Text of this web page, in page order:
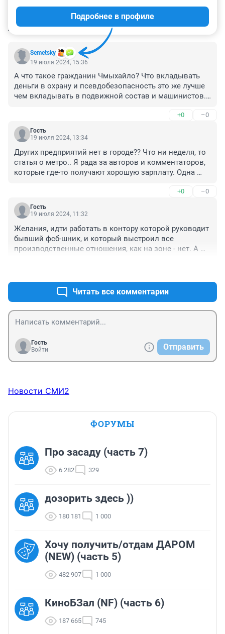
КОММЕНТАРИИ 97
Semetsky
Подробнее в профиле
19 июля 2024, 15:36
А что такое гражданин Чмыхайло? Что вкладывать
деньги в охрану и псевдобезопасность это же лучше
чем вкладывать в подвижной состав и машинистов.
+0 –0
Гость
19 июля 2024, 13:34
Других предприятий нет в городе?? Что ни неделя, то
статья о метро.. Я рада за авторов и комментаторов,
которые где-то получают хорошую зарплату. Одна
золотые, видимо, огребают, ой простите, загребают
работники)
+0 –0
Гость
19 июля 2024, 11:32
Желания, идти работать в контору которой руководит
бывший фсб-шник, и который выстроил все
производственные отношения, как на зоне - нет. А
Читать все комментарии
Гость
Войти
Отправить
Новости СМИ2
ФОРУМЫ
Про засаду (часть 7)
6 282 329
дозорить здесь ))
180 181 1 000
Хочу получить/отдам ДАРОМ
(NEW) (часть 5)
482 907 1 000
КиноБЗал (NF) (часть 6)
187 665 745